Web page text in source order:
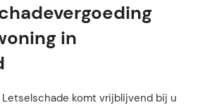
in
komt vrijblijvend bij u